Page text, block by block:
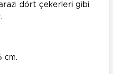
dört çekerleri gibi
cm.